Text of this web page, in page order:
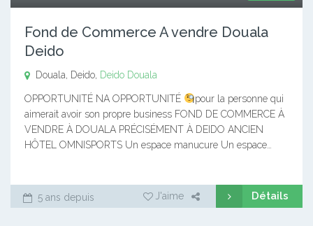
Fond de Commerce A vendre Douala
Deido
Douala, Deido, Deido Douala
OPPORTUNITÉ NA OPPORTUNITÉ
pour la personne qui
aimerait avoir son propre business FOND DE COMMERCE À
VENDRE À DOUALA PRÉCISÉMENT À DEIDO ANCIEN
HÔTEL OMNISPORTS Un espace manucure Un espace…
5 ans depuis J'aime Détails